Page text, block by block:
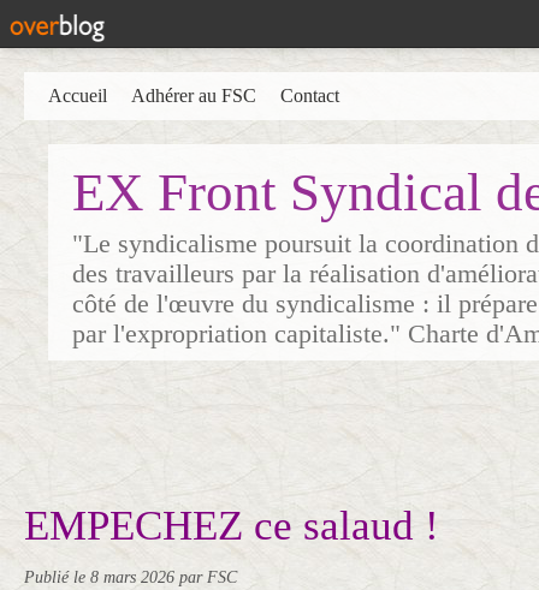
EX Front Syndical
"Le syndicalisme poursuit la coordination
des travailleurs par la réalisation
côté de l'œuvre du syndicalisme : il
par l'expropriation capitaliste." Charte
Accueil Adhérer au FSC Contact
EMPECHEZ ce salaud !
Publié le 8 mars 2026 par FSC